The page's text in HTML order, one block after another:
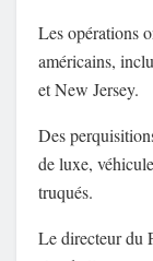
Les opérations
américains,
et New Jersey.
Des
de luxe,
truqués.
Le directeur du